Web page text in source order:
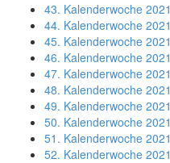
43. Kalenderwoche 2021
44. Kalenderwoche 2021
45. Kalenderwoche 2021
46. Kalenderwoche 2021
47. Kalenderwoche 2021
48. Kalenderwoche 2021
49. Kalenderwoche 2021
50. Kalenderwoche 2021
51. Kalenderwoche 2021
52. Kalenderwoche 2021